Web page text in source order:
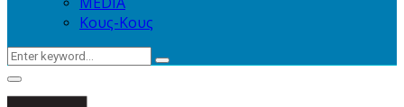
Κους-Κους
Search
Search
Primary
Menu